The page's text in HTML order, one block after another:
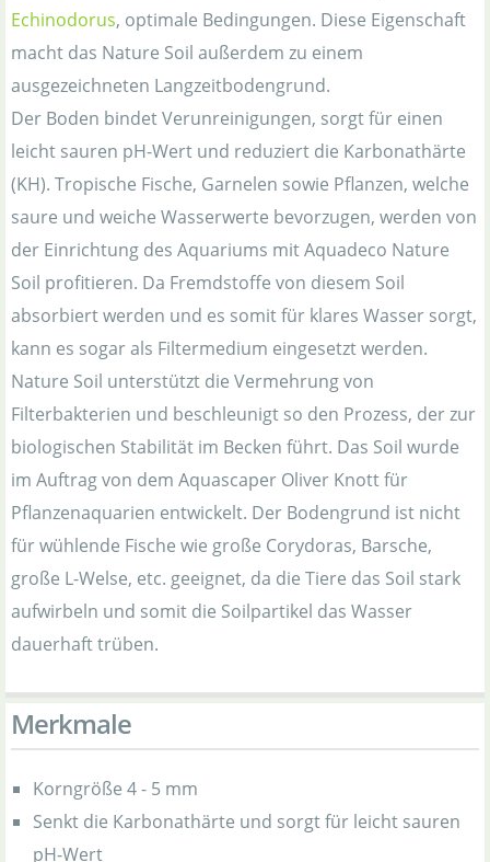
Echinodorus, optimale Bedingungen. Diese Eigenschaft
macht das Nature Soil außerdem zu einem
ausgezeichneten Langzeitbodengrund.
Der Boden bindet Verunreinigungen, sorgt für einen
leicht sauren pH-Wert und reduziert die Karbonathärte
(KH). Tropische Fische, Garnelen sowie Pflanzen, welche
saure und weiche Wasserwerte bevorzugen, werden von
der Einrichtung des Aquariums mit Aquadeco Nature
Soil profitieren. Da Fremdstoffe von diesem Soil
absorbiert werden und es somit für klares Wasser sorgt,
kann es sogar als Filtermedium eingesetzt werden.
Nature Soil unterstützt die Vermehrung von
Filterbakterien und beschleunigt so den Prozess, der zur
biologischen Stabilität im Becken führt. Das Soil wurde
im Auftrag von dem Aquascaper Oliver Knott für
Pflanzenaquarien entwickelt. Der Bodengrund ist nicht
für wühlende Fische wie große Corydoras, Barsche,
große L-Welse, etc. geeignet, da die Tiere das Soil stark
aufwirbeln und somit die Soilpartikel das Wasser
dauerhaft trüben.
Merkmale
Korngröße 4 - 5 mm
Senkt die Karbonathärte und sorgt für leicht sauren
pH-Wert